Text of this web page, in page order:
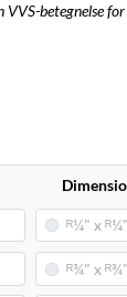
VVS-betegnelse